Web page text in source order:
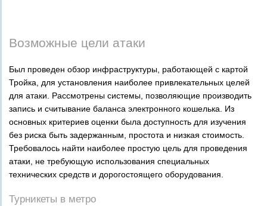
Возможные цели атаки
Был проведен обзор инфраструктуры, работающей с картой
Тройка, для установления наиболее привлекательных целей
для атаки. Рассмотрены системы, позволяющие производить
запись и считывание баланса электронного кошелька. Из
основных критериев оценки была доступность для изучения
без риска быть задержанным, простота и низкая стоимость.
Требовалось найти наиболее простую цель для проведения
атаки, не требующую использования специальных
технических средств и дорогостоящего оборудования.
Турникеты в метро